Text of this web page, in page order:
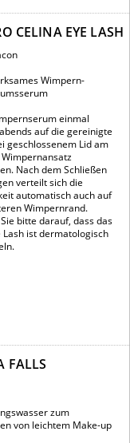
CELINA EYE LASH
Wimpern-
einmal
auf die gereinigte
geschlossenem Lid am
Nach dem Schließen
verteilt sich die
automatisch auch auf
Wimpernrand.
bitte darauf, dass das
Lash ist dermatologisch
FALLS
zum
von leichtem Make-up